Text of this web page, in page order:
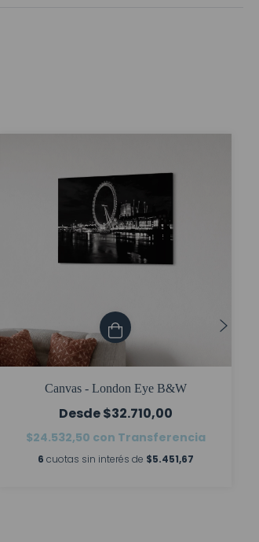
Canvas - London Eye B&W
$32.710,00
$24.532,50 con Transferencia
6 cuotas sin interés de $5.451,67